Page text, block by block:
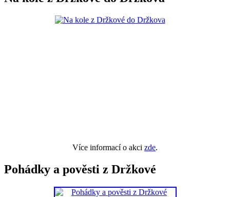
Více informací o akci zde.
Pohádky a pověsti z Držkové